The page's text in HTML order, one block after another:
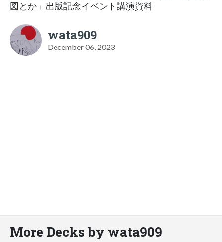
図とか」出版記念イベント講演資料
wata909
December 06, 2023
More Decks by wata909